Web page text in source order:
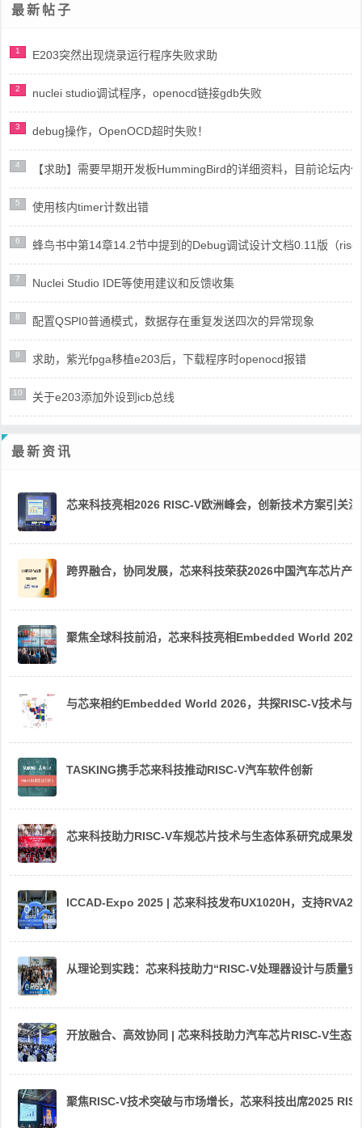
最新帖子
1 E203突然出现烧录运行程序失败求助
2 nuclei studio调试程序，openocd链接gdb失败
3 debug操作，OpenOCD超时失败！
4 【求助】需要早期开发板HummingBird的详细资料，目前论坛内
5 使用核内timer计数出错
6 蜂鸟书中第14章14.2节中提到的Debug调试设计文档0.11版（
7 Nuclei Studio IDE等使用建议和反馈收集
8 配置QSPI0普通模式，数据存在重复发送四次的异常现象
9 求助，紫光fpga移植e203后，下载程序时openocd报错
10 关于e203添加外设到icb总线
最新资讯
芯来科技亮相2026 RISC-V欧洲峰会，创新技术方案引关注
跨界融合，协同发展，芯来科技荣获2026中国汽车芯片产
聚焦全球科技前沿，芯来科技亮相Embedded World 2026
与芯来相约Embedded World 2026，共探RISC-V技术与
TASKING携手芯来科技推动RISC-V汽车软件创新
芯来科技助力RISC-V车规芯片技术与生态体系研究成果发
ICCAD-Expo 2025 | 芯来科技发布UX1020H，支持
从理论到实践：芯来科技助力“RISC-V处理器设计与质量
开放融合、高效协同 | 芯来科技助力汽车芯片RISC-V生态
聚焦RISC-V技术突破与市场增长，芯来科技出席2025